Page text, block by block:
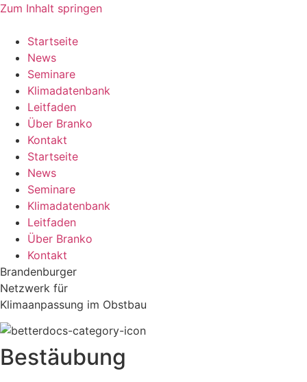
Zum Inhalt springen
Startseite
News
Seminare
Klimadatenbank
Leitfaden
Über Branko
Kontakt
Startseite
News
Seminare
Klimadatenbank
Leitfaden
Über Branko
Kontakt
Brandenburger
Netzwerk für
Klimaanpassung im Obstbau
Bestäubung